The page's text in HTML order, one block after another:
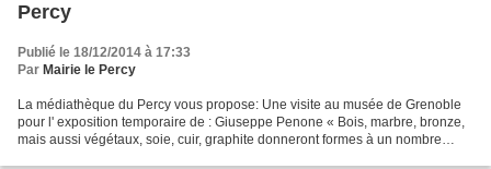
Percy
Publié le 18/12/2014 à 17:33
Par Mairie le Percy
La médiathèque du Percy vous propose: Une visite au musée de Grenoble
pour l' exposition temporaire de : Giuseppe Penone « Bois, marbre, bronze,
mais aussi végétaux, soie, cuir, graphite donneront formes à un nombre